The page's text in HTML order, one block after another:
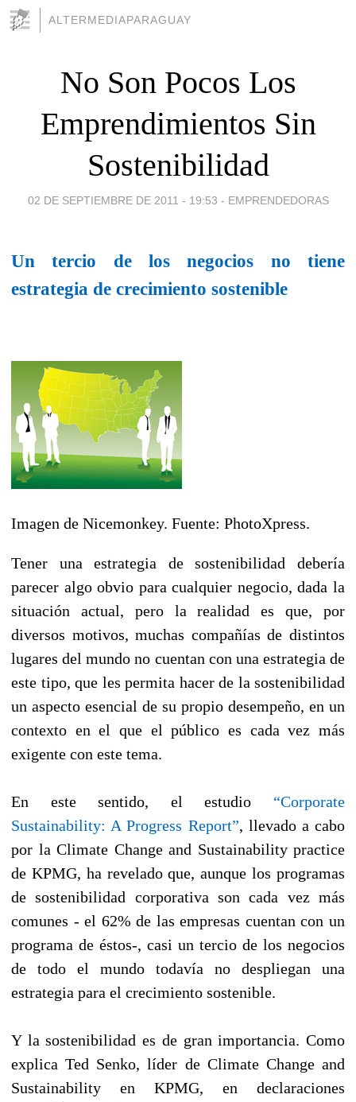
ALTERMEDIAPARAGUAY
No Son Pocos Los
Emprendimientos Sin
Sostenibilidad
02 DE SEPTIEMBRE DE 2011 - 19:53 - EMPRENDEDORAS
Un tercio de los negocios no tiene
estrategia de crecimiento sostenible
Imagen de Nicemonkey. Fuente: PhotoXpress.
Tener una estrategia de sostenibilidad debería
parecer algo obvio para cualquier negocio, dada la
situación actual, pero la realidad es que, por
diversos motivos, muchas compañías de distintos
lugares del mundo no cuentan con una estrategia de
este tipo, que les permita hacer de la sostenibilidad
un aspecto esencial de su propio desempeño, en un
contexto en el que el público es cada vez más
exigente con este tema.
En este sentido, el estudio “Corporate
Sustainability: A Progress Report”, llevado a cabo
por la Climate Change and Sustainability practice
de KPMG, ha revelado que, aunque los programas
de sostenibilidad corporativa son cada vez más
comunes - el 62% de las empresas cuentan con un
programa de éstos-, casi un tercio de los negocios
de todo el mundo todavía no despliegan una
estrategia para el crecimiento sostenible.
Y la sostenibilidad es de gran importancia. Como
explica Ted Senko, líder de Climate Change and
Sustainability en KPMG, en declaraciones